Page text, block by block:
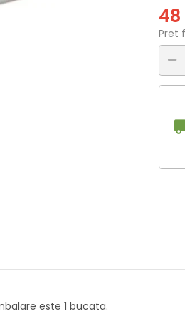
48
Pret
este 1 bucata.